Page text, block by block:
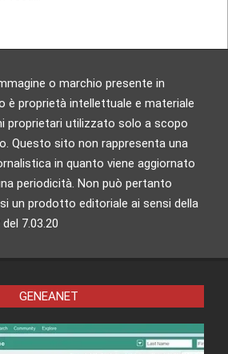
o marchio presente in
è proprietà intellettuale e materiale
proprietari utilizzato solo a scopo
Questo sito non rappresenta una
in quanto viene aggiornato
periodicità. Non può pertanto
un prodotto editoriale ai sensi della
7.03.20
GENEANET